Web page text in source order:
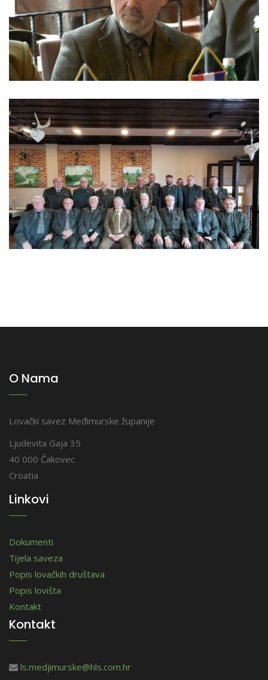
O Nama
Lovački savez Međimurske županije
Ljudevita Gaja 35
40 000 Čakovec
Croatia
Linkovi
Dokumenti
Tijela saveza
Popis lovačkih društava
Popis lovišta
Kontakt
Kontakt
ls.medjimurske@hls.com.hr